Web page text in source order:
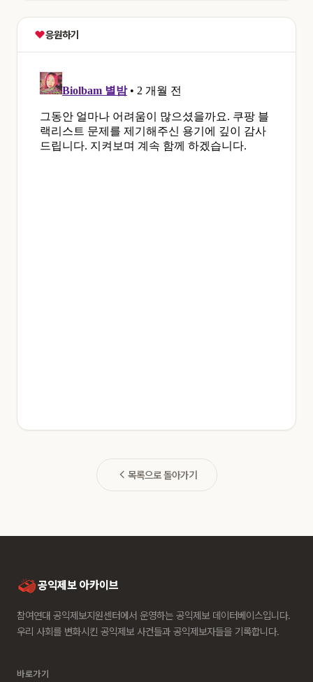
응원하기
목록으로 돌아가기
공익제보 아카이브
참여연대 공익제보지원센터에서 운영하는 공익제보 데이터베이스입니다.
우리 사회를 변화시킨 공익제보 사건들과 공익제보자들을 기록합니다.
바로가기